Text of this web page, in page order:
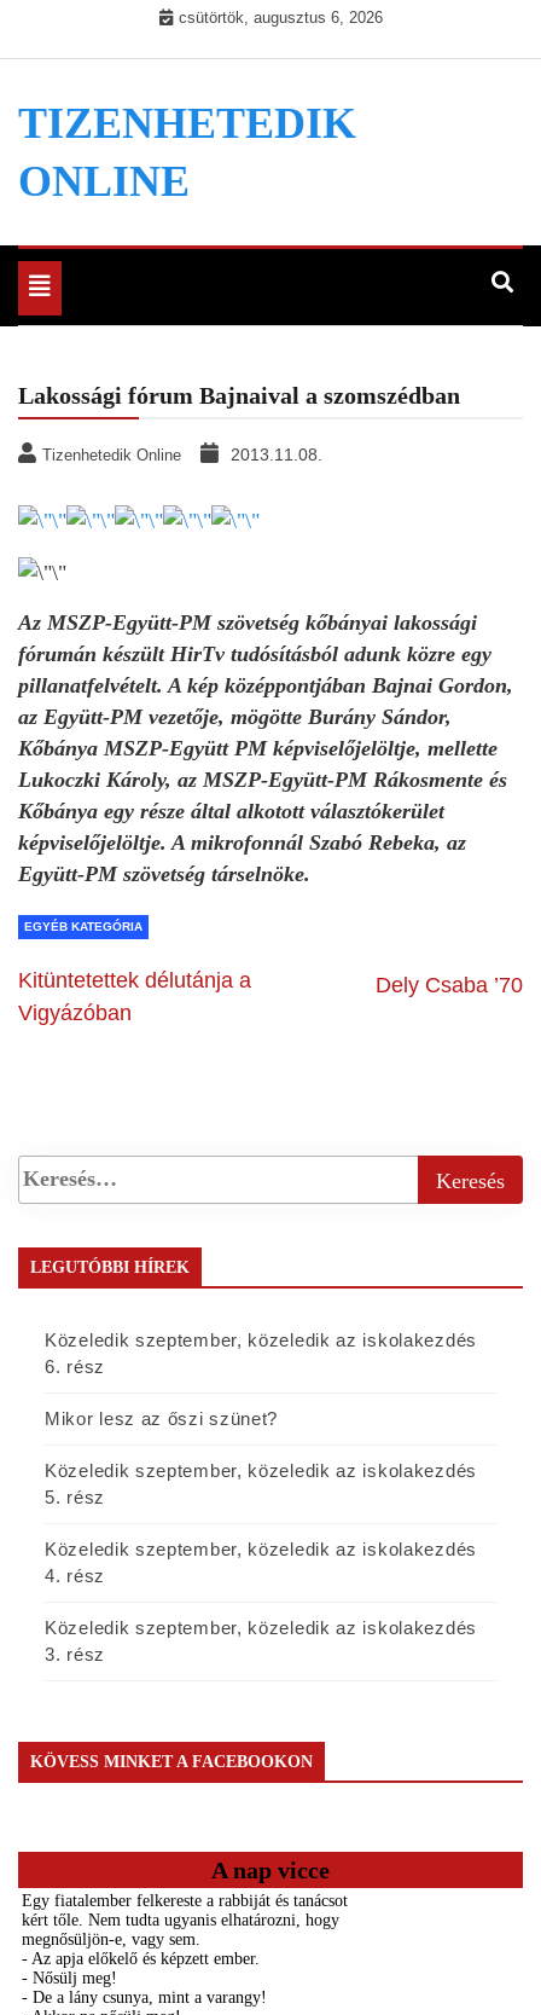
csütörtök, augusztus 6, 2026
TIZENHETEDIK
ONLINE
Toggle
navigation
Lakossági fórum Bajnaival a szomszédban
Tizenhetedik Online 2013.11.08.
Az MSZP-Együtt-PM szövetség kőbányai lakossági
fórumán készült HirTv tudósításból adunk közre egy
pillanatfelvételt. A kép középpontjában Bajnai Gordon,
az Együtt-PM vezetője, mögötte Burány Sándor,
Kőbánya MSZP-Együtt PM képviselőjelöltje, mellette
Lukoczki Károly, az MSZP-Együtt-PM Rákosmente és
Kőbánya egy része által alkotott választókerület
képviselőjelöltje. A mikrofonnál Szabó Rebeka, az
Együtt-PM szövetség társelnöke.
EGYÉB KATEGÓRIA
Kitüntetettek délutánja a
Vigyázóban
Dely Csaba ’70
LEGUTÓBBI HÍREK
Közeledik szeptember, közeledik az iskolakezdés
6. rész
Mikor lesz az őszi szünet?
Közeledik szeptember, közeledik az iskolakezdés
5. rész
Közeledik szeptember, közeledik az iskolakezdés
4. rész
Közeledik szeptember, közeledik az iskolakezdés
3. rész
KÖVESS MINKET A FACEBOOKON
A nap vicce